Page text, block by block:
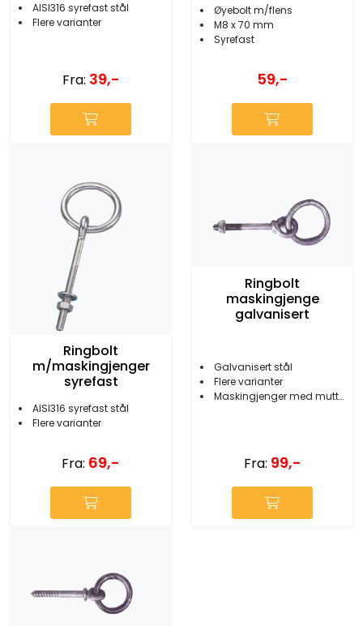
AISI316 syrefast stål
Flere varianter
Fra: 39,-
Øyebolt m/flens
M8 x 70 mm
Syrefast
59,-
Ringbolt
m/maskingjenger
syrefast
AISI316 syrefast stål
Flere varianter
Fra: 69,-
Ringbolt
maskingjenge
galvanisert
Galvanisert stål
Flere varianter
Maskingjenger med mutter
Fra: 99,-